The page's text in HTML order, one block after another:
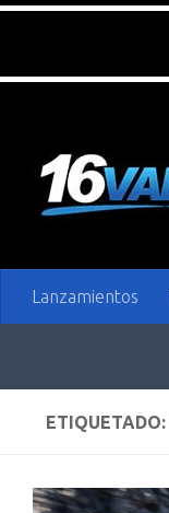
Lanzamientos
ETIQUETADO: